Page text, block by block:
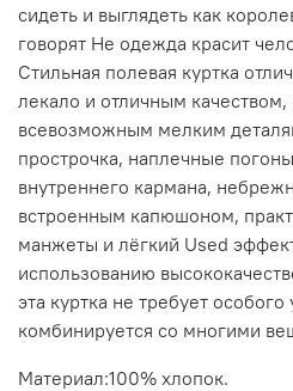
сидеть и выглядеть как
говорят Не одежда красит
Стильная полевая куртка
лекало и отличным
всевозможным мелким
прострочка, наплечные
внутреннего кармана,
встроенным капюшоном,
манжеты и лёгкий Used
использованию
эта куртка не требует особого
комбинируется со многими
Материал:100% хлопок.